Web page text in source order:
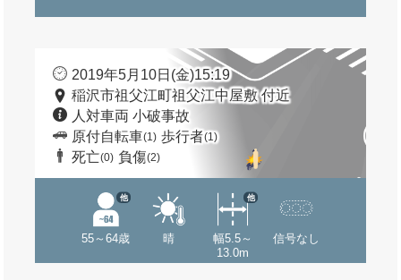
2019年5月10日(金)15:19
稲沢市祖父江町祖父江中屋敷 付近
人対車両 小破事故
原付自転車(1) 歩行者(1)
死亡(0) 負傷(2)
55～64歳
他
晴
幅5.5～
13.0m
他
信号なし